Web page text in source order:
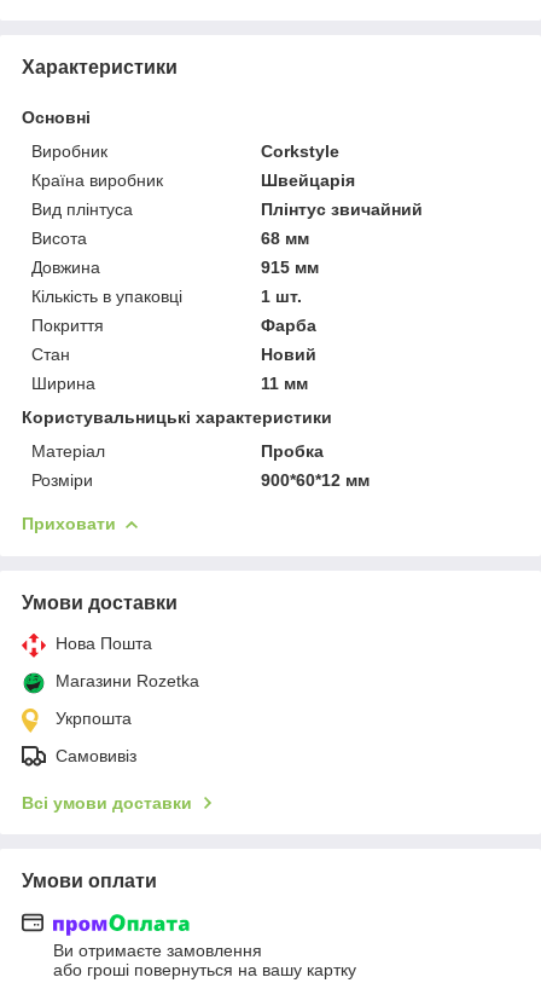
Характеристики
Основні
Виробник
Corkstyle
Країна виробник
Швейцарія
Вид плінтуса
Плінтус звичайний
Висота
68 мм
Довжина
915 мм
Кількість в упаковці
1 шт.
Покриття
Фарба
Стан
Новий
Ширина
11 мм
Користувальницькі характеристики
Матеріал
Пробка
Розміри
900*60*12 мм
Приховати
Умови доставки
Нова Пошта
Магазини Rozetka
Укрпошта
Самовивіз
Всі умови доставки
Умови оплати
Ви отримаєте замовлення
або гроші повернуться на вашу картку